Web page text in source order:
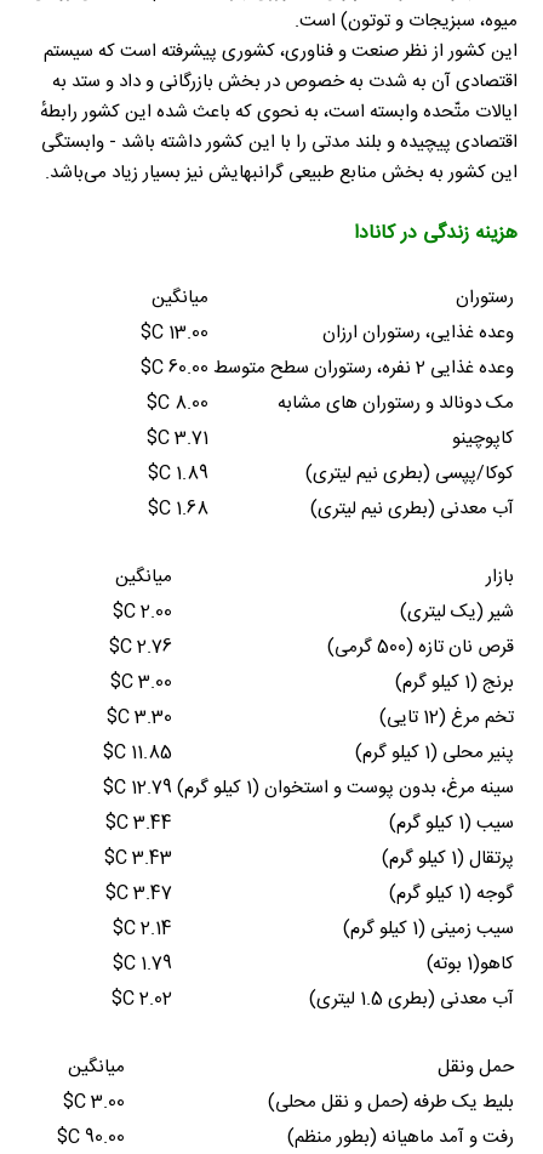
میوه، سبزیجات و توتون) است.
این کشور از نظر صنعت و فناوری، کشوری پیشرفته است که سیستم
اقتصادی آن به شدت به خصوص در بخش بازرگانی و داد و ستد به
ایالات متّحده وابسته است، به نحوی که باعث شده این کشور رابطهٔ
اقتصادی پیچیده و بلند مدتی را با این کشور داشته باشد - وابستگی
این کشور به بخش منابع طبیعی گرانبهایش نیز بسیار زیاد می‌باشد.
هزینه زندگی در کانادا
میانگین
رستوران
13.00 C$
وعده غذایی، رستوران ارزان
60.00 C$
وعده غذایی 2 نفره، رستوران سطح متوسط
8.00 C$
مک دونالد و رستوران های مشابه
3.71 C$
کاپوچینو
1.89 C$
کوکا/پپسی (بطری نیم لیتری)
1.68 C$
آب معدنی (بطری نیم لیتری)
میانگین
بازار
2.00 C$
شیر (یک لیتری)
2.76 C$
قرص نان تازه (500 گرمی)
3.00 C$
برنج (1 کیلو گرم)
3.30 C$
تخم مرغ (12 تایی)
11.85 C$
پنیر محلی (1 کیلو گرم)
12.79 C$
سینه مرغ، بدون پوست و استخوان (1 کیلو گرم)
3.44 C$
سیب (1 کیلو گرم)
3.43 C$
پرتقال (1 کیلو گرم)
3.47 C$
گوجه (1 کیلو گرم)
2.14 C$
سیب زمینی (1 کیلو گرم)
1.79 C$
کاهو(1 بوته)
2.02 C$
آب معدنی (بطری 1.5 لیتری)
میانگین
حمل ونقل
3.00 C$
بلیط یک طرفه (حمل و نقل محلی)
90.00 C$
رفت و آمد ماهیانه (بطور منظم)